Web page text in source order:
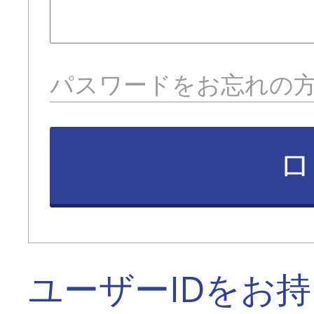
パスワードをお忘れの
ユーザーIDをお